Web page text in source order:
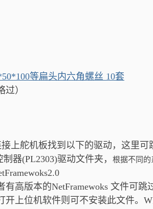
等扁头内六角螺丝 10套
）
上舵机板找到以下的驱动，这里
器(PL2303)驱动文件夹，
根据不同的
有高版本的NetFramewoks 文件可
开上位机软件则可不安装此文件。